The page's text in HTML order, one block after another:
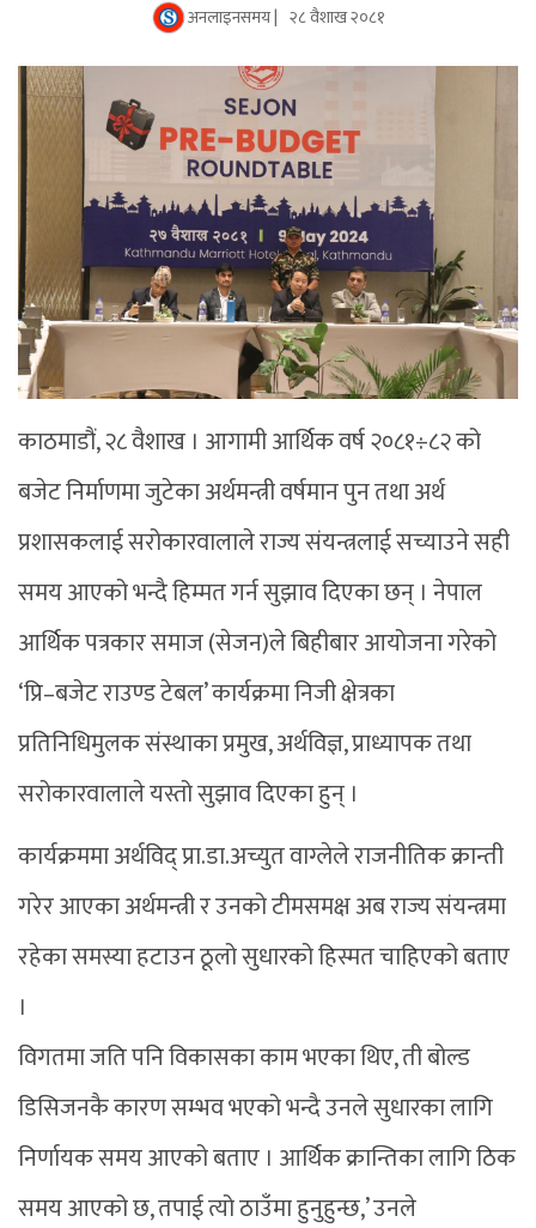
अनलाइनसमय | २८ वैशाख २०८१
काठमाडौं, २८ वैशाख । आगामी आर्थिक वर्ष २०८१÷८२ को
बजेट निर्माणमा जुटेका अर्थमन्त्री वर्षमान पुन तथा अर्थ
प्रशासकलाई सरोकारवालाले राज्य संयन्त्रलाई सच्याउने सही
समय आएको भन्दै हिम्मत गर्न सुझाव दिएका छन् । नेपाल
आर्थिक पत्रकार समाज (सेजन)ले बिहीबार आयोजना गरेको
‘प्रि–बजेट राउण्ड टेबल’ कार्यक्रमा निजी क्षेत्रका
प्रतिनिधिमुलक संस्थाका प्रमुख, अर्थविज्ञ, प्राध्यापक तथा
सरोकारवालाले यस्तो सुझाव दिएका हुन् ।
कार्यक्रममा अर्थविद् प्रा.डा.अच्युत वाग्लेले राजनीतिक क्रान्ती
गरेर आएका अर्थमन्त्री र उनको टीमसमक्ष अब राज्य संयन्त्रमा
रहेका समस्या हटाउन ठूलो सुधारको हिस्मत चाहिएको बताए
।
विगतमा जति पनि विकासका काम भएका थिए, ती बोल्ड
डिसिजनकै कारण सम्भव भएको भन्दै उनले सुधारका लागि
निर्णायक समय आएको बताए । आर्थिक क्रान्तिका लागि ठिक
समय आएको छ, तपाई त्यो ठाउँमा हुनुहुन्छ,’ उनले